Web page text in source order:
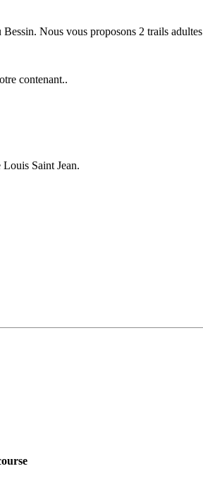
Nous vous proposons 2 trails adultes
contenant..
Saint Jean.